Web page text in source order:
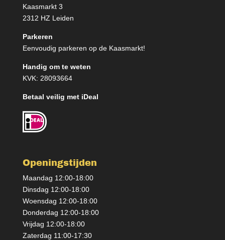
Kaasmarkt 3
2312 HZ Leiden
Parkeren
Eenvoudig parkeren op de Kaasmarkt!
Handig om te weten
KVK: 28093664
Betaal veilig met iDeal
Openingstijden
Maandag 12:00-18:00
Dinsdag 12:00-18:00
Woensdag 12:00-18:00
Donderdag 12:00-18:00
Vrijdag 12:00-18:00
Zaterdag 11:00-17:30